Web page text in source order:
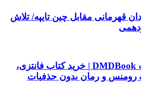
ترافیکی باکیفیت بخریم؟ راهنمای
محاسبه هزینه، درآمد و سود با